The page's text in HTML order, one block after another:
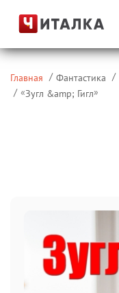
Главная Фантастика
«Зугл &amp; Гигл»